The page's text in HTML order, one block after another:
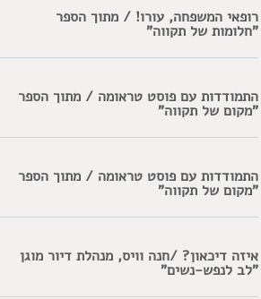
רופאי המשפחה, עורו! / מתוך הספר
"חלומות של תקווה"
התמודדות עם פוסט טראומה / מתוך הספר
"מקום של תקווה"
התמודדות עם פוסט טראומה / מתוך הספר
"מקום של תקווה"
איזה דיכאון? /חנה וויס, מנהלת דיור מוגן
"לב לנפש-נשים"